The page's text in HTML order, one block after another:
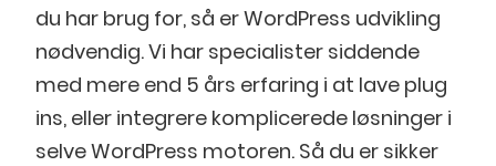
du har brug for, så er WordPress udvikling
nødvendig. Vi har specialister siddende
med mere end 5 års erfaring i at lave plug
ins, eller integrere komplicerede løsninger i
selve WordPress motoren. Så du er sikker